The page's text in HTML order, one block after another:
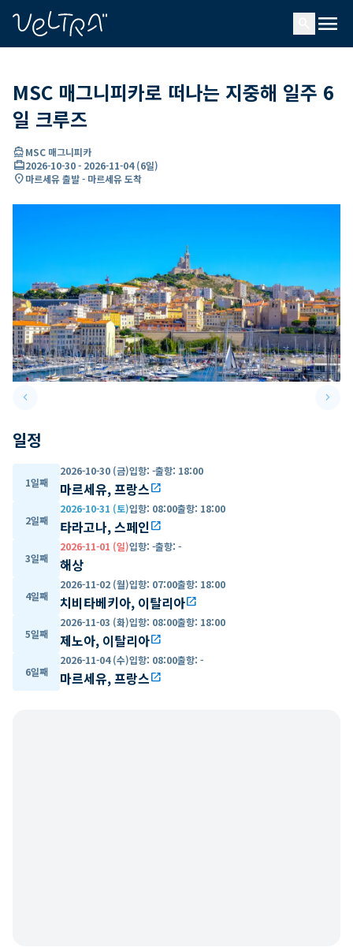
menu
MSC 매그니피카로 떠나는 지중해 일주 6
일 크루즈
directions_boatMSC 매그니피카
card_travel2026-10-30- 2026-11-04(6일)
location_on마르세유 출발 - 마르세유 도착
keyboard_arrow_leftPrevious slide keyboard_arrow_right
일정
1일째
2026-10-30 (금)입항: -출항: 18:00
마르세유, 프랑스open_in_new
2일째
2026-10-31 (토)입항: 08:00출항: 18:00
타라고나, 스페인open_in_new
3일째
2026-11-01 (일)입항: -출항: -
해상
4일째
2026-11-02 (월)입항: 07:00출항: 18:00
치비타베키아, 이탈리아open_in_new
5일째
2026-11-03 (화)입항: 08:00출항: 18:00
제노아, 이탈리아open_in_new
6일째
2026-11-04 (수)입항: 08:00출항: -
마르세유, 프랑스open_in_new